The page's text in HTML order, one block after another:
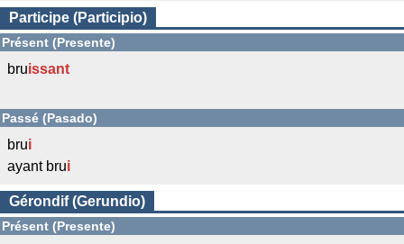
Participe (Participio)
Présent (Presente)
bruissant
Passé (Pasado)
brui
ayant brui
Gérondif (Gerundio)
Présent (Presente)